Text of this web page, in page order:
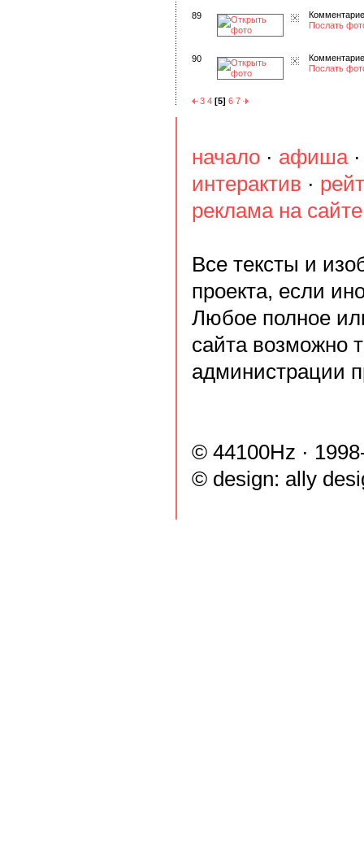
89
Послать
90
Послать
3 4 [5] 6 7
начало · афиша
интерактив ·
реклама на сайте
Все тексты и
проекта, если
Любое полное
сайта возможно
администрации
© 44100Hz ·
© design: ally